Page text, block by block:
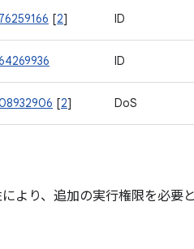
[2] ID
ID
[2] DoS
より、追加の実行権限を必要